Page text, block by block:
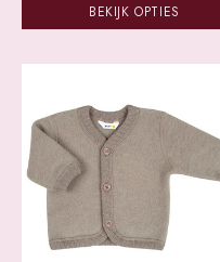
BEKIJK OPTIES